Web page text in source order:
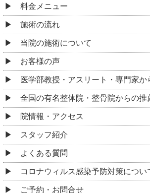
料金メニュー
施術の流れ
当院の施術について
お客様の声
医学部教授・アスリート・専門家か
全国の有名整体院・整骨院からの推
院情報・アクセス
スタッフ紹介
よくある質問
コロナウィルス感染予防対策につい
ご予約・お問合せ